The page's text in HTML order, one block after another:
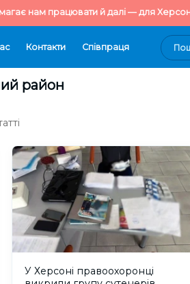
нам працювати й далі — для
Контакти Cпівпраця
район
У Херсоні правоохоронці